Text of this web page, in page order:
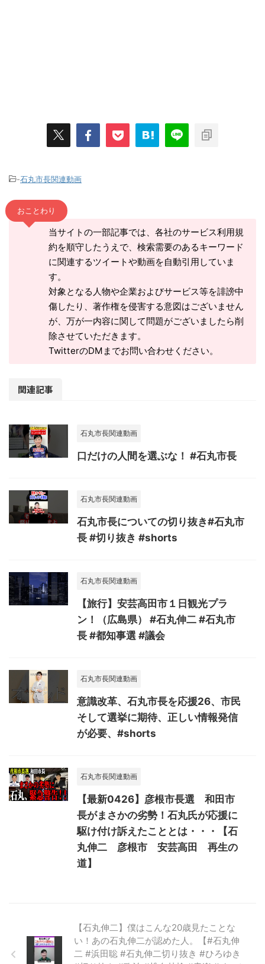
-石丸市長関連動画
おことわり
当サイトの一部記事では、各社のサービス利用規
約を順守したうえで、検索需要のあるキーワード
に関連するツイートや動画を自動引用していま
す。
対象となる人物や企業およびサービス等を誹謗中
傷したり、著作権を侵害する意図はございません
が、万が一内容に関して問題がございましたら削
除させていただきます。
TwitterのDMまでお問い合わせください。
関連記事
石丸市長関連動画
口だけの人間を選ぶな！ #石丸市長
石丸市長関連動画
石丸市長についての切り抜き#石丸市
長 #切り抜き #shorts
石丸市長関連動画
【旅行】安芸高田市１日観光プラ
ン！（広島県） #石丸伸二 #石丸市
長 #都知事選 #議会
石丸市長関連動画
意識改革、石丸市長を応援26、市民
そして選挙に期待、正しい情報発信
が必要、#shorts
石丸市長関連動画
【最新0426】彦根市長選 和田市
長がまさかの劣勢！石丸氏が応援に
駆け付け訴えたこととは・・・【石
丸伸二 彦根市 安芸高田 再生の
道】
【石丸伸二】僕はこんな20歳見たことな
い！あの石丸伸二が認めた人。【#石丸伸
二 #浜田聡 #石丸伸二切り抜き #ひろゆき